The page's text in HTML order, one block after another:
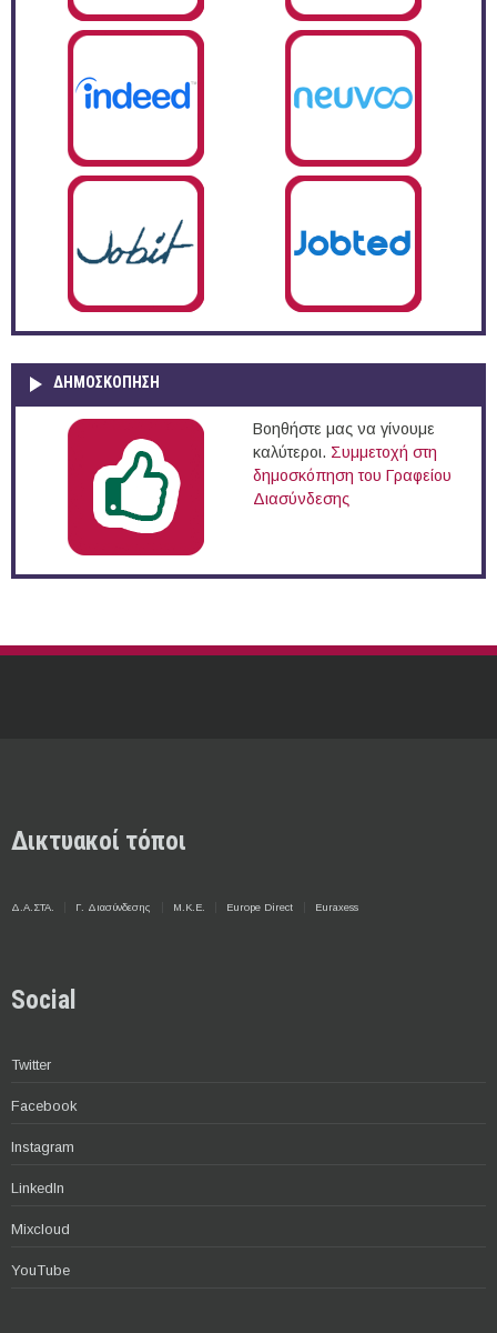
ΔΗΜΟΣΚΌΠΗΣΗ
Βοηθήστε μας να γίνουμε
καλύτεροι. Συμμετοχή στη
δημοσκόπηση του Γραφείου
Διασύνδεσης
Δικτυακοί τόποι
Δ.Α.ΣΤΑ. Γ. Διασύνδεσης Μ.Κ.Ε. Europe Direct Euraxess
Social
Twitter
Facebook
Instagram
LinkedIn
Mixcloud
YouTube